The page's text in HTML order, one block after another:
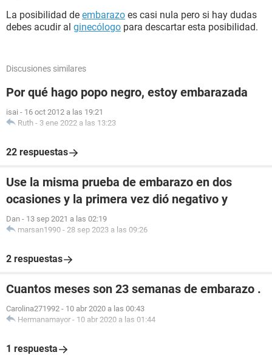
La posibilidad de embarazo es casi nula pero si hay dudas
debes acudir al ginecólogo para descartar esta posibilidad.
Discusiones similares
Por qué hago popo negro, estoy embarazada
isai - 16 oct 2012 a las 19:21
Ruth - 3 ene 2022 a las 13:23
22 respuestas
Use la misma prueba de embarazo en dos
ocasiones y la primera vez dió negativo y
Dan - 13 sep 2021 a las 02:19
marsan1990 - 28 sep 2023 a las 09:26
2 respuestas
Cuantos meses son 23 semanas de embarazo .
Carolina271992 - 10 abr 2020 a las 00:43
Hermanamayor - 10 abr 2020 a las 01:44
1 respuesta